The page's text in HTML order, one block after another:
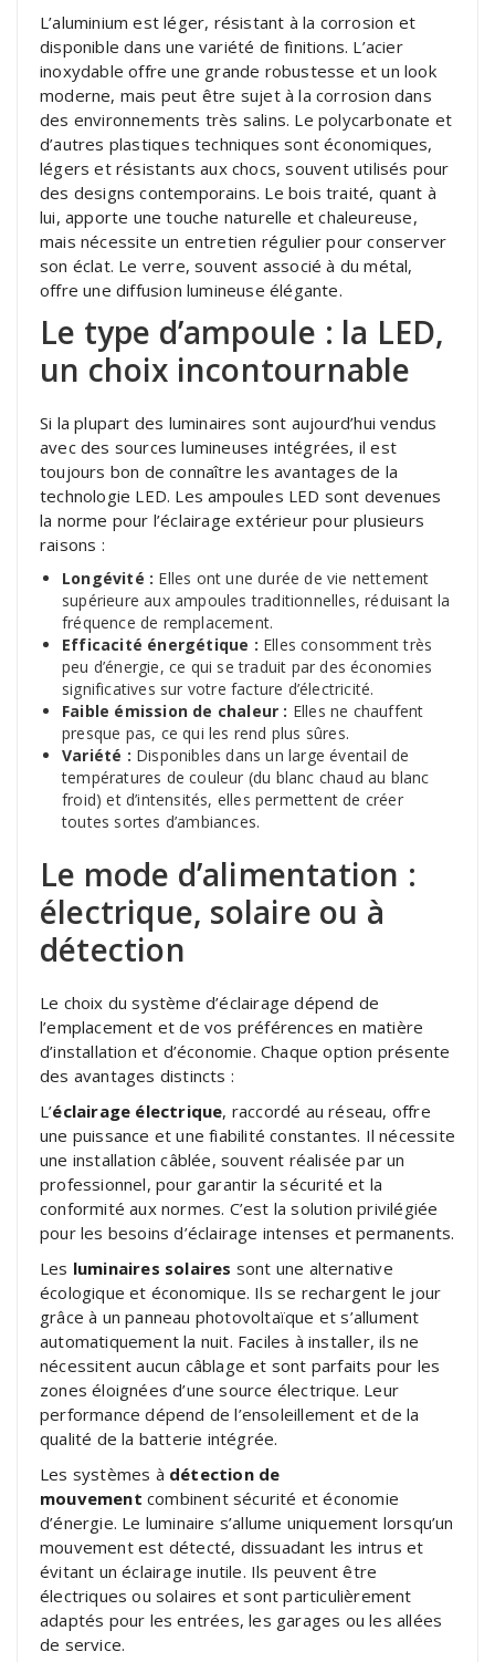
L’aluminium est léger, résistant à la corrosion et
disponible dans une variété de finitions. L’acier
inoxydable offre une grande robustesse et un look
moderne, mais peut être sujet à la corrosion dans
des environnements très salins. Le polycarbonate et
d’autres plastiques techniques sont économiques,
légers et résistants aux chocs, souvent utilisés pour
des designs contemporains. Le bois traité, quant à
lui, apporte une touche naturelle et chaleureuse,
mais nécessite un entretien régulier pour conserver
son éclat. Le verre, souvent associé à du métal,
offre une diffusion lumineuse élégante.
Le type d’ampoule : la LED,
un choix incontournable
Si la plupart des luminaires sont aujourd’hui vendus
avec des sources lumineuses intégrées, il est
toujours bon de connaître les avantages de la
technologie LED. Les ampoules LED sont devenues
la norme pour l’éclairage extérieur pour plusieurs
raisons :
Longévité : Elles ont une durée de vie nettement
supérieure aux ampoules traditionnelles, réduisant la
fréquence de remplacement.
Efficacité énergétique : Elles consomment très
peu d’énergie, ce qui se traduit par des économies
significatives sur votre facture d’électricité.
Faible émission de chaleur : Elles ne chauffent
presque pas, ce qui les rend plus sûres.
Variété : Disponibles dans un large éventail de
températures de couleur (du blanc chaud au blanc
froid) et d’intensités, elles permettent de créer
toutes sortes d’ambiances.
Le mode d’alimentation :
électrique, solaire ou à
détection
Le choix du système d’éclairage dépend de
l’emplacement et de vos préférences en matière
d’installation et d’économie. Chaque option présente
des avantages distincts :
L’éclairage électrique, raccordé au réseau, offre
une puissance et une fiabilité constantes. Il nécessite
une installation câblée, souvent réalisée par un
professionnel, pour garantir la sécurité et la
conformité aux normes. C’est la solution privilégiée
pour les besoins d’éclairage intenses et permanents.
Les luminaires solaires sont une alternative
écologique et économique. Ils se rechargent le jour
grâce à un panneau photovoltaïque et s’allument
automatiquement la nuit. Faciles à installer, ils ne
nécessitent aucun câblage et sont parfaits pour les
zones éloignées d’une source électrique. Leur
performance dépend de l’ensoleillement et de la
qualité de la batterie intégrée.
Les systèmes à détection de
mouvement combinent sécurité et économie
d’énergie. Le luminaire s’allume uniquement lorsqu’un
mouvement est détecté, dissuadant les intrus et
évitant un éclairage inutile. Ils peuvent être
électriques ou solaires et sont particulièrement
adaptés pour les entrées, les garages ou les allées
de service.